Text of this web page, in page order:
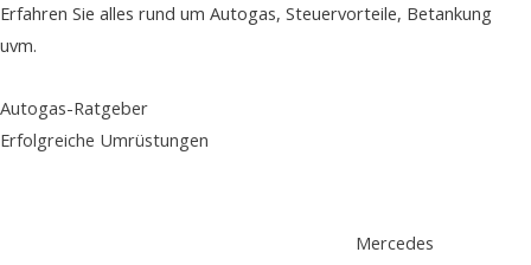
Erfahren Sie alles rund um Autogas, Steuervorteile, Betankung
uvm.
Autogas-Ratgeber
Erfolgreiche Umrüstungen
Mercedes